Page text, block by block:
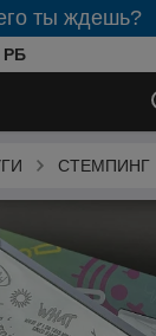
ты ждешь?
СТЕМПИНГ